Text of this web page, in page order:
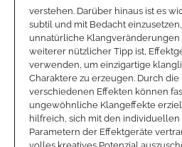
verstehen. Darüber hinaus ist es
subtil und mit Bedacht
unnatürliche Klangveränderungen
weiterer nützlicher Tipp ist,
verwenden, um einzigartige
Charaktere zu erzeugen. Durch
verschiedenen Effekten können
ungewöhnliche Klangeffekte
hilfreich, sich mit den
Parametern der Effektgeräte